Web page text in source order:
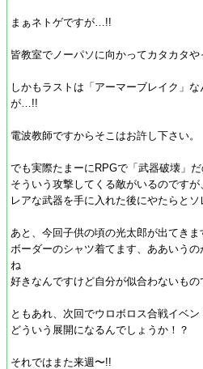
まぁネトゲですが…!!
皆教室でノーパソに向かってカタカタ
しかもラストは「アーマーブレイク」
が…!!
電波教師ですからそこはお許し下さい。
でも実際たまーにRPGで「武器破壊」
そういう攻撃してくる敵がいるのです
レアな武器を手に入れた後にやたらと
あと、今回子供の頃の光太郎が出てきま
ボーダーのシャツ着てます、ああいう
ね
好きなんですけど自分が似合わないもの
ともあれ、次回でウロボロス合戦イベン
どういう展開になるんでしょうか！？
それではまた来週〜!!